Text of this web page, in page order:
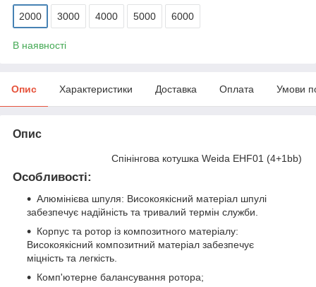
2000 3000 4000 5000 6000
В наявності
Опис Характеристики Доставка Оплата Умови
Опис
Спінінгова котушка Weida EHF01 (4+1bb)
Особливості:
Алюмінієва шпуля: Високоякісний матеріал шпулі
забезпечує надійність та тривалий термін служби.
Корпус та ротор із композитного матеріалу:
Високоякісний композитний матеріал забезпечує
міцність та легкість.
Комп'ютерне балансування ротора;